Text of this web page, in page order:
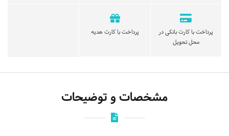
پرداخت با کارت بانکی در
محل تحویل
پرداخت با کارت هدیه
مشخصات و توضیحات